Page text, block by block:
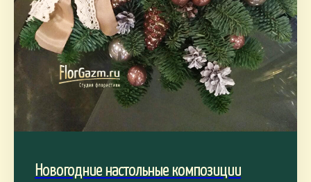
Новогодние настольные композиции